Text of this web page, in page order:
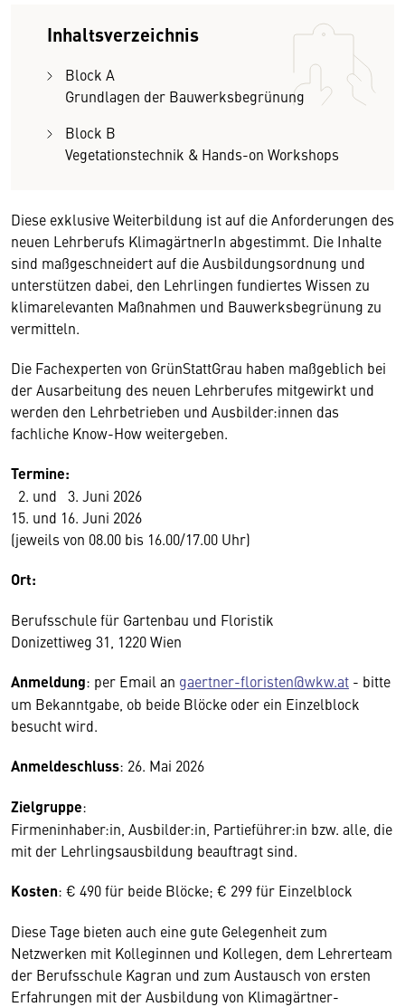
Inhaltsverzeichnis
Block A
Grundlagen der Bauwerksbegrünung
Block B
Vegetationstechnik & Hands-on Workshops
Diese exklusive Weiterbildung ist auf die Anforderungen des
neuen Lehrberufs KlimagärtnerIn abgestimmt. Die Inhalte
sind maßgeschneidert auf die Ausbildungsordnung und
unterstützen dabei, den Lehrlingen fundiertes Wissen zu
klimarelevanten Maßnahmen und Bauwerksbegrünung zu
vermitteln.
Die Fachexperten von GrünStattGrau haben maßgeblich bei
der Ausarbeitung des neuen Lehrberufes mitgewirkt und
werden den Lehrbetrieben und Ausbilder:innen das
fachliche Know-How weitergeben.
Termine:
2. und 3. Juni 2026
15. und 16. Juni 2026
(jeweils von 08.00 bis 16.00/17.00 Uhr)
Ort:
Berufsschule für Gartenbau und Floristik
Donizettiweg 31, 1220 Wien
Anmeldung: per Email an gaertner-floristen@wkw.at - bitte
um Bekanntgabe, ob beide Blöcke oder ein Einzelblock
besucht wird.
Anmeldeschluss: 26. Mai 2026
Zielgruppe:
Firmeninhaber:in, Ausbilder:in, Partieführer:in bzw. alle, die
mit der Lehrlingsausbildung beauftragt sind.
Kosten: € 490 für beide Blöcke; € 299 für Einzelblock
Diese Tage bieten auch eine gute Gelegenheit zum
Netzwerken mit Kolleginnen und Kollegen, dem Lehrerteam
der Berufsschule Kagran und zum Austausch von ersten
Erfahrungen mit der Ausbildung von Klimagärtner-